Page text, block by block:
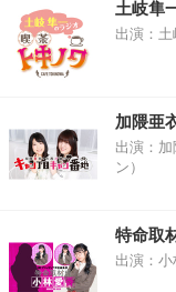
土岐隼
出演：土
加隈亜
出演：
ン）
特命取
出演：小